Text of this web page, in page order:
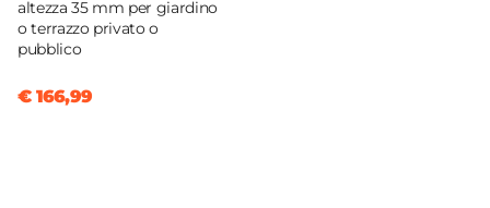
altezza 35 mm per giardino
o terrazzo privato o
pubblico
€ 166,99